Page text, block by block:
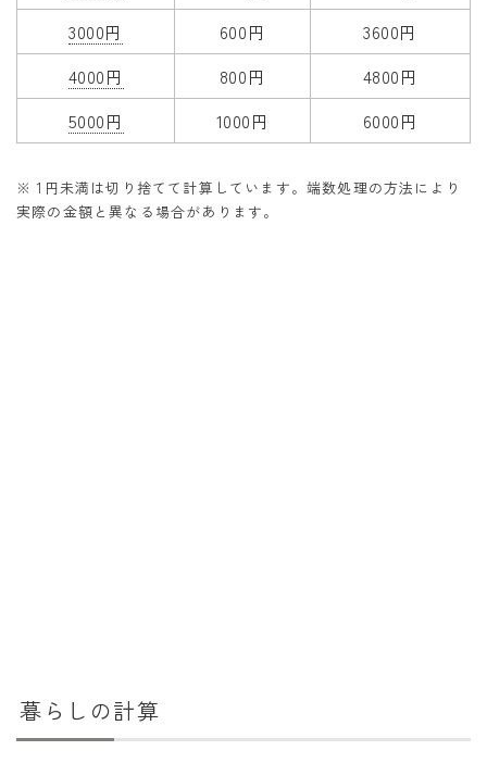
3000円
600円
3600円
4000円
800円
4800円
5000円
1000円 6000円
※ 1円未満は切り捨てて計算しています。端数処理の方法により
実際の金額と異なる場合があります。
暮らしの計算